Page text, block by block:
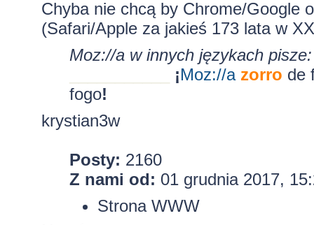
Chyba nie chcą by Chrome/Google
(Safari/Apple za jakieś 173 lata w
Moz://a w innych językach pisze:
¡Moz://a zorro de
fogo!
krystian3w
Posty: 2160
Z nami od: 01 grudnia 2017,
Strona WWW